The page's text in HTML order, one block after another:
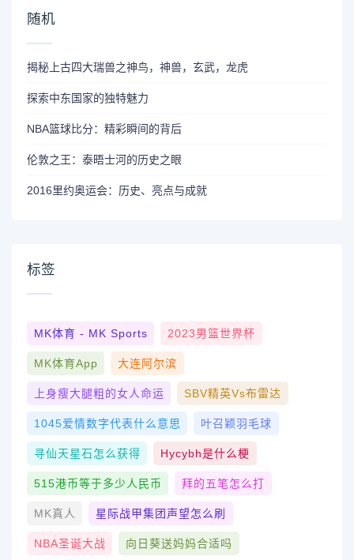
随机
揭秘上古四大瑞兽之神鸟，神兽，玄武，龙虎
探索中东国家的独特魅力
NBA篮球比分：精彩瞬间的背后
伦敦之王：泰晤士河的历史之眼
2016里约奥运会：历史、亮点与成就
标签
MK体育 - MK Sports 2023男篮世界杯
MK体育App 大连阿尔滨
上身瘦大腿粗的女人命运 SBV精英vs布雷达
1045爱情数字代表什么意思 叶召颖羽毛球
寻仙天星石怎么获得 Hycybh是什么梗
515港币等于多少人民币 拜的五笔怎么打
MK真人 星际战甲集团声望怎么刷
NBA圣诞大战 向日葵送妈妈合适吗